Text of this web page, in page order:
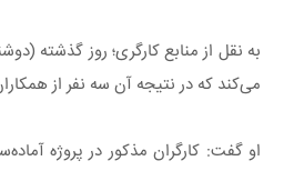
می‌کند که در نتیجه آن سه نفر از
او گفت: کارگران مذکور در پروژه